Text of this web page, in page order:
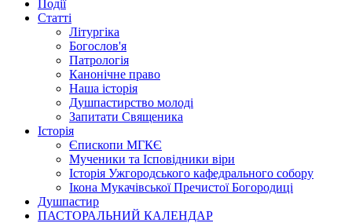
Події
Статті
Літургіка
Богослов'я
Патрологія
Канонічне право
Наша історія
Душпастирство молоді
Запитати Священика
Історія
Єпископи МГКЄ
Мученики та Ісповідники віри
Історія Ужгородського кафедрального собору
Ікона Мукачівської Пречистої Богородиці
Душпастир
ПАСТОРАЛЬНИЙ КАЛЕНДАР